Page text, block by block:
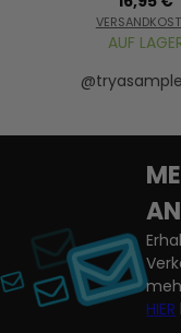
AUF
AN
HIER